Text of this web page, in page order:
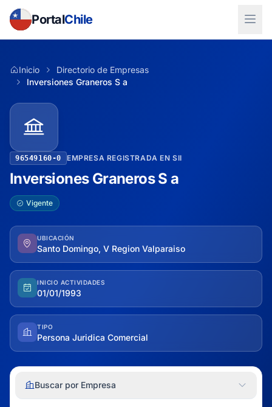
PortalChile
Inicio
Directorio de Empresas
Inversiones Graneros S a
96549160-0 EMPRESA REGISTRADA EN SII
Inversiones Graneros S a
Vigente
UBICACIÓN
Santo Domingo, V Region Valparaiso
INICIO ACTIVIDADES
01/01/1993
TIPO
Persona Juridica Comercial
Buscar por Empresa